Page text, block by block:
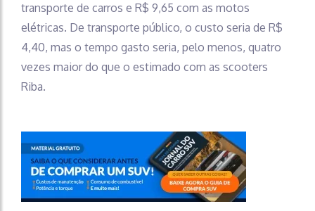
transporte de carros e R$ 9,65 com as motos
elétricas. De transporte público, o custo seria de R$
4,40, mas o tempo gasto seria, pelo menos, quatro
vezes maior do que o estimado com as scooters
Riba.